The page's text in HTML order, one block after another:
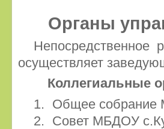
Органы
Непосредственное
осуществляет
Коллегиальные
Общее собрание
Совет МБДОУ